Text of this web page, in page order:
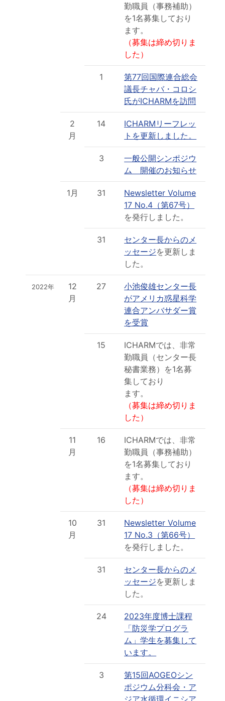
勤職員（事務補助）
を1名募集しており
ます。
（募集は締め切りま
した）
1
第77回国際連合総会
議長チャバ・コロシ
氏がICHARMを訪問
2
月
14
ICHARMリーフレッ
トを更新しました。
3
一般公開シンポジウ
ム 開催のお知らせ
1月 31
Newsletter Volume
17 No.4（第67号）
を発行しました。
31
センター長からのメ
ッセージを更新しま
した。
2022年
12
月
27
小池俊雄センター長
がアメリカ惑星科学
連合アンバサダー賞
を受賞
15
ICHARMでは、非常
勤職員（センター長
秘書業務）を1名募
集しており
ます。
（募集は締め切りま
した）
11
月
16
ICHARMでは、非常
勤職員（事務補助）
を1名募集しており
ます。
（募集は締め切りま
した）
10
月
31
Newsletter Volume
17 No.3（第66号）
を発行しました。
31
センター長からのメ
ッセージを更新しま
した。
24
2023年度博士課程
「防災学プログラ
ム」学生を募集して
います。
3
第15回AOGEOシン
ポジウム分科会・ア
ジア水循環イニシア